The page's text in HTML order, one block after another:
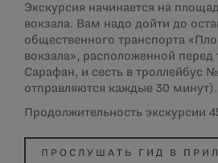
Экскурсия начинается на
вокзала. Вам надо дойти до
общественного транспорта
вокзала», расположенной
Сарафан, и сесть в троллейбус
отправляются каждые 30 минут).
Продолжительность экскурсии
ПРОСЛУШАТЬ ГИД В